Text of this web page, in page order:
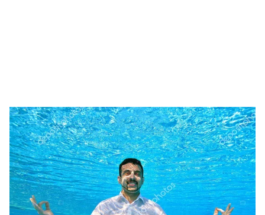
एक शिफ्ट में एक नर्स को कितने मरीज़ों को देखना चाहिए,
इसका एक वैज्ञानिक पैमाना है। लेकिन केरल के कई
अस्पतालों के वार्डों में एक नर्स को एक ही समय में 10 से
20 मरीज़ों की देखभाल करनी पड़ती है। यह न केवल
नर्सों की सेहत को खराब करता है, बल्कि मरीज़ों को